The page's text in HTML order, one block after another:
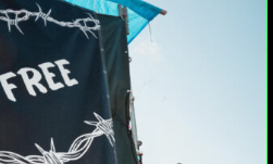
(LIVE) DE | Snuff Trax, BPitch Control
| Bons Vivants